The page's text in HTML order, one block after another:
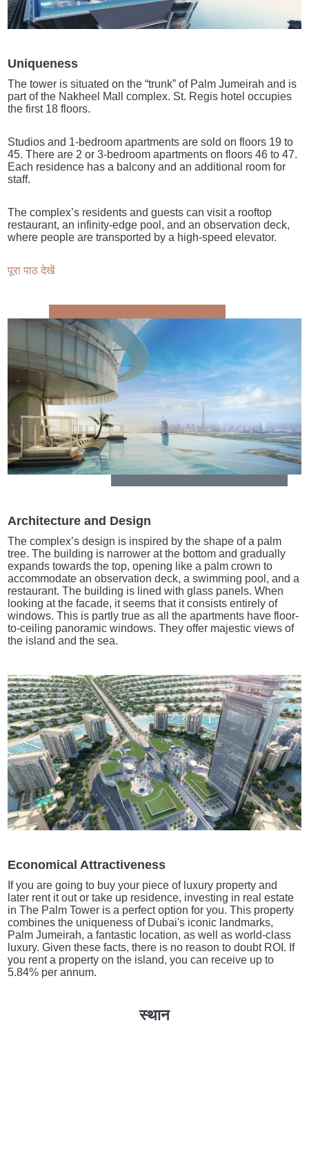
Uniqueness
The tower is situated on the “trunk” of Palm Jumeirah and is
part of the Nakheel Mall complex. St. Regis hotel occupies
the first 18 floors.
Studios and 1-bedroom apartments are sold on floors 19 to
45. There are 2 or 3-bedroom apartments on floors 46 to 47.
Each residence has a balcony and an additional room for
staff.
The complex’s residents and guests can visit a rooftop
restaurant, an infinity-edge pool, and an observation deck,
where people are transported by a high-speed elevator.
पूरा पाठ देखें
Architecture and Design
The complex’s design is inspired by the shape of a palm
tree. The building is narrower at the bottom and gradually
expands towards the top, opening like a palm crown to
accommodate an observation deck, a swimming pool, and a
restaurant. The building is lined with glass panels. When
looking at the facade, it seems that it consists entirely of
windows. This is partly true as all the apartments have floor-
to-ceiling panoramic windows. They offer majestic views of
the island and the sea.
Economical Attractiveness
If you are going to buy your piece of luxury property and
later rent it out or take up residence, investing in real estate
in The Palm Tower is a perfect option for you. This property
combines the uniqueness of Dubai's iconic landmarks,
Palm Jumeirah, a fantastic location, as well as world-class
luxury. Given these facts, there is no reason to doubt ROI. If
you rent a property on the island, you can receive up to
5.84% per annum.
स्थान